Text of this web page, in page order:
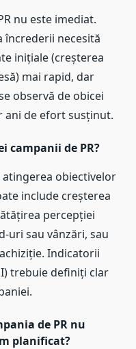
nu este imediat.
încrederii necesită
inițiale (creșterea
mai rapid, dar
observă de obicei
ani de efort susținut.
campanii de PR?
atingerea obiectivelor
include creșterea
percepției
uri sau vânzări, sau
Indicatorii
trebuie definiți clar
de PR nu
planificat?